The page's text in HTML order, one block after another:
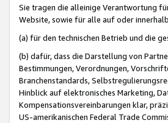
Sie tragen die alleinige Verantwortung
Website, sowie für alle auf oder
(a) für den technischen Betrieb und die
(b) dafür, dass die Darstellung von
Bestimmungen, Verordnungen,
Branchenstandards,
Hinblick auf elektronisches Marketing,
Kompensationsvereinbarungen klar,
US-amerikanischen Federal Trade